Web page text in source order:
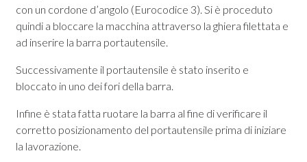
con un cordone d’angolo (Eurocodice 3). Si è proceduto
quindi a bloccare la macchina attraverso la ghiera filettata e
ad inserire la barra portautensile.
Successivamente il portautensile è stato inserito e
bloccato in uno dei fori della barra.
Infine è stata fatta ruotare la barra al fine di verificare il
corretto posizionamento del portautensile prima di iniziare
la lavorazione.